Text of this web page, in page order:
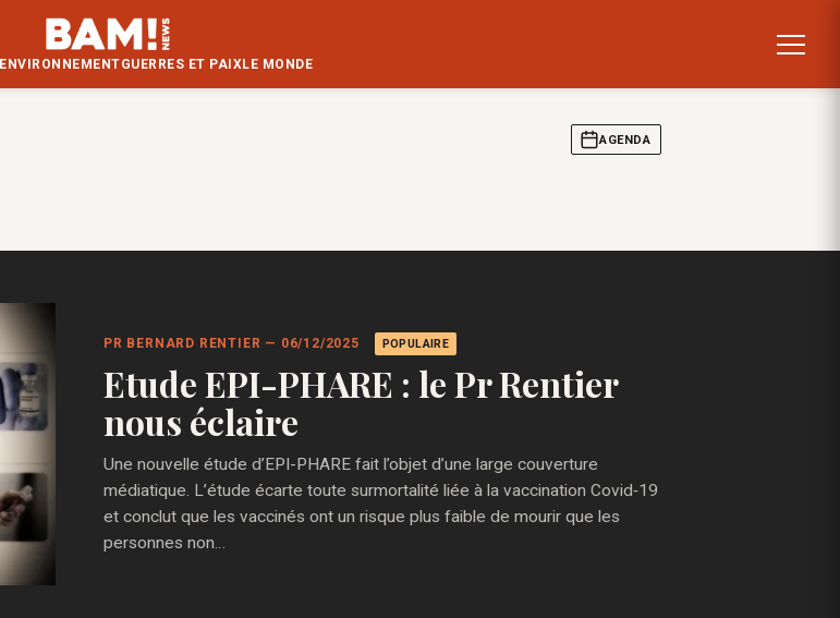
ENVIRONNEMENTGUERRES ET PAIXLE MONDE
AGENDA
PR BERNARD RENTIER — 06/12/2025 POPULAIRE
Etude EPI-PHARE : le Pr Rentier
nous éclaire
Une nouvelle étude d’EPI-PHARE fait l’objet d’une large couverture
médiatique. L’étude écarte toute surmortalité liée à la vaccination Covid‑19
et conclut que les vaccinés ont un risque plus faible de mourir que les
personnes non…